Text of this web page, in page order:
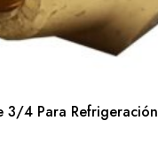
3/4 Para Refrigeración